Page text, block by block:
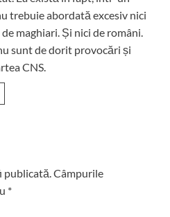
trebuie abordată excesiv nici
de maghiari. Și nici de români.
sunt de dorit provocări și
CNS.
publicată. Câmpurile
*